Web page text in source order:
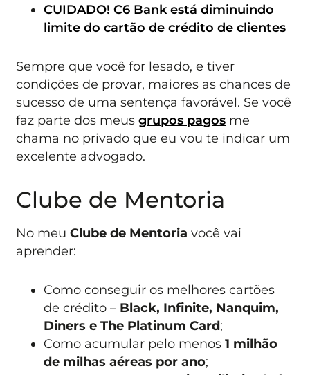
CUIDADO! C6 Bank está diminuindo
limite do cartão de crédito de clientes
Sempre que você for lesado, e tiver
condições de provar, maiores as chances de
sucesso de uma sentença favorável. Se você
faz parte dos meusgrupos pagos me
chama no privado que eu vou te indicar um
excelente advogado.
Clube de Mentoria
No meuClube de Mentoria você vai
aprender:
Como conseguir os melhores cartões
de crédito – Black, Infinite, Nanquim,
Diners e The Platinum Card;
Como acumular pelo menos1 milhão
de milhas aéreas por ano;